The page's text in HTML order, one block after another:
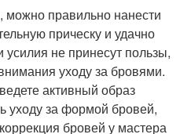
можно правильно нанести
прическу и удачно
не принесут пользы,
уходу за бровями.
активный образ
уходу за формой бровей,
бровей у мастера